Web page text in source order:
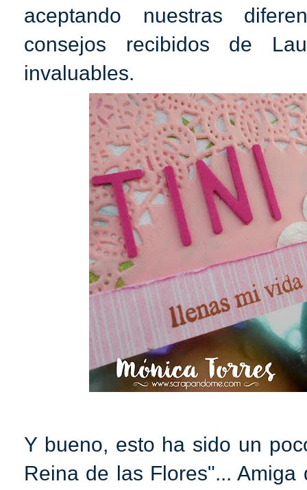
aceptando nuestras
consejos recibidos de
invaluables.
Y bueno, esto ha sido un
Reina de las Flores"...